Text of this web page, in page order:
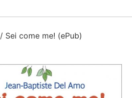
/ Sei come me! (ePub)